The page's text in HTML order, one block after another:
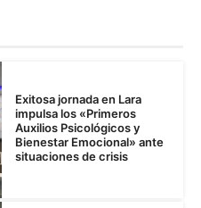
Exitosa jornada en Lara
impulsa los «Primeros
Auxilios Psicológicos y
Bienestar Emocional» ante
situaciones de crisis